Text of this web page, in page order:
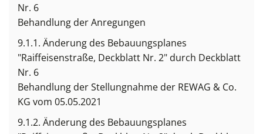
Nr. 6
Behandlung der Anregungen
9.1.1. Änderung des Bebauungsplanes
"Raiffeisenstraße, Deckblatt Nr. 2" durch Deckblatt
Nr. 6
Behandlung der Stellungnahme der REWAG & Co.
KG vom 05.05.2021
9.1.2. Änderung des Bebauungsplanes